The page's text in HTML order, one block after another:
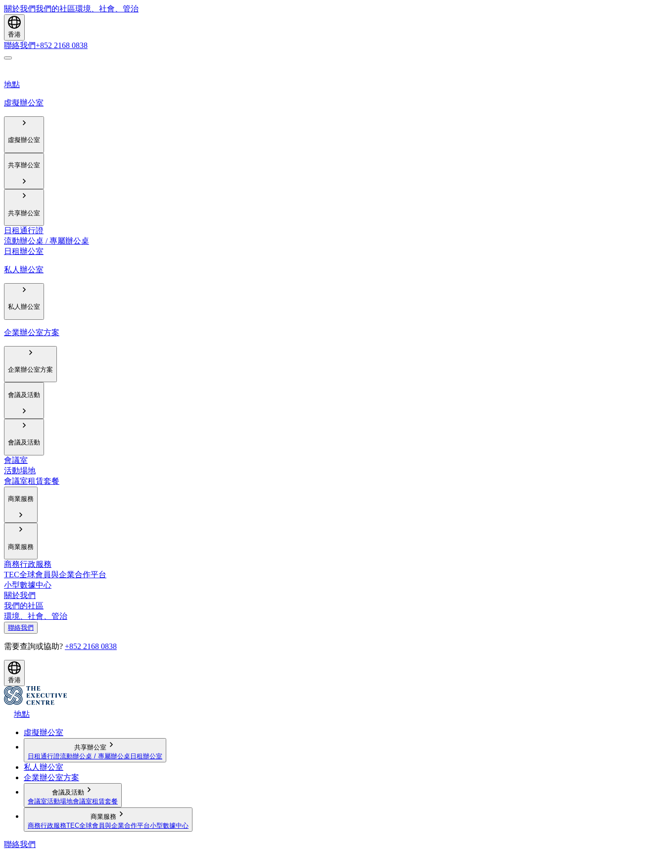
關於我們我們的社區環境、社會、管治
香港
聯絡我們+852 2168 0838
地點
虛擬辦公室
虛擬辦公室
共享辦公室
共享辦公室
日租通行證
流動辦公桌 / 專屬辦公桌
日租辦公室
私人辦公室
私人辦公室
企業辦公室方案
企業辦公室方案
會議及活動
會議及活動
會議室
活動場地
會議室租賃套餐
商業服務
商業服務
商務行政服務
TEC全球會員與企業合作平台
小型數據中心
關於我們
我們的社區
環境、社會、管治
聯絡我們
需要查詢或協助? +852 2168 0838
香港
地點
虛擬辦公室
共享辦公室
日租通行證流動辦公桌 / 專屬辦公桌 日租辦公室
私人辦公室
企業辦公室方案
會議及活動
會議室活動場地會議室租賃套餐
商業服務
商務行政服務TEC全球會員與企業合作平台小型數據中心
聯絡我們